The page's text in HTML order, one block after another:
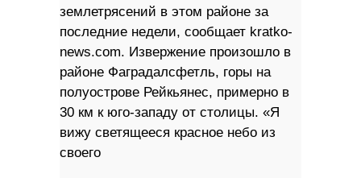
землетрясений в этом районе за
последние недели, сообщает kratko-
news.com. Извержение произошло в
районе Фаградалсфетль, горы на
полуострове Рейкьянес, примерно в
30 км к юго-западу от столицы. «Я
вижу светящееся красное небо из
своего